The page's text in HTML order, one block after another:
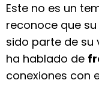
Este no es un
reconoce que
sido parte de su
ha hablado de
conexiones con